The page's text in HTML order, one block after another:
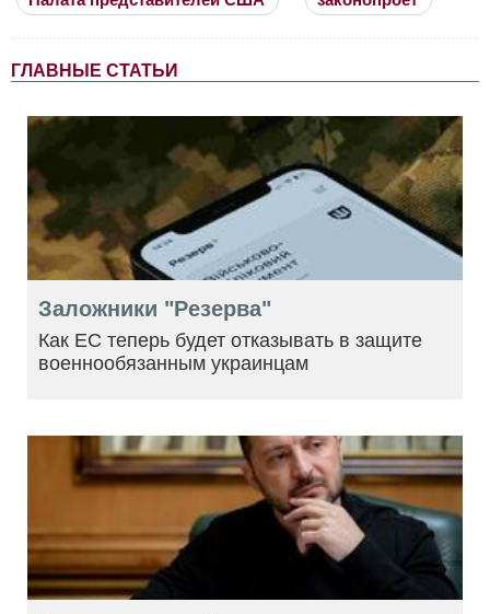
ГЛАВНЫЕ СТАТЬИ
Заложники "Резерва"
Как ЕС теперь будет отказывать в защите
военнообязанным украинцам